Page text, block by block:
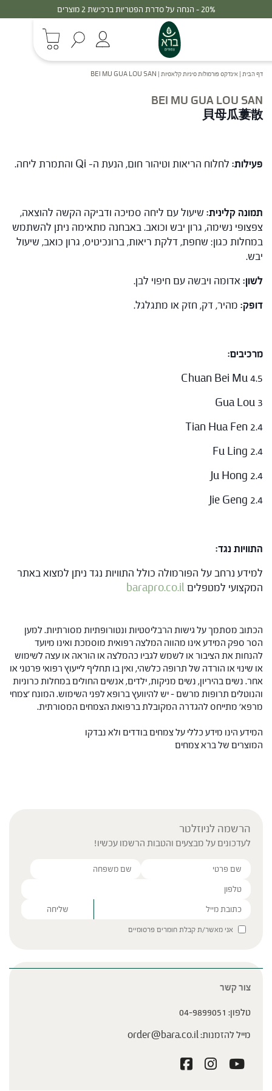
20% - הנחה על סדרת הפטריות ברכישת 2 מוצרים
דף הבית | אינדקס פורמולות סיניות קלאסיות |
BEI MU GUA LOU SAN
BEI MU GUA LOU SAN
貝母瓜蔞散
פעילות: לחלוח הריאות וטיהור חום, הנעת ה- Qi והתמרת ליחה.
תמונה קלינית: שיעול עם ליחה סמיכה ודביקה הקשה להוצאה,
צפצופי נשימה, גרון יבש וכואב. באבחנה מתאימה ניתן להשתמש
במחלות כגון: שחפת, דלקת ריאות, ברונכיטיס, גרון כואב, שיעול
יבש.
לשון: אדומה ויבשה עם חיפוי לבן.
דופק: מהיר, דק, חזק או מתגלגל.
מרכיבים:
Chuan Bei Mu 4.5
Gua Lou 3
Tian Hua Fen 2.4
Fu Ling 2.4
Ju Hong 2.4
Jie Geng 2.4
התוויות נגד:
למידע נרחב על הפורמולה כולל התוויות נגד ניתן למצוא באתר
המקצועי למטפליםbarapro.co.il
הכתוב מסתמך על גישות הרבליסטיות ונטורופתיות מסורתיות. למען
הסר ספק המידע אינו מהווה המלצה רפואית מוסמכת ואינו מיועד
להנחות את הציבור או לשמש לגביו כהמלצה או הוראה או עצה לשימוש
או שינוי או הורדה של תרופה כלשהי, ואין בו תחליף לייעוץ רפואי פרטני או
אחר. נשים בהיריון, נשים מניקות, ילדים, אנשים החולים במחלות כרוניות
והנוטלים תרופות מרשם – יש להיוועץ ברופא לפני השימוש. המונח 'צמחי
מרפא' מתייחס להגדרה המקובלת ברפואת הצמחים המסורתית.
המידע הינו מידע כללי על צמחים בודדים ולא נבדקו
המוצרים של ברא צמחים
הרשמה לניוזלטר
לעדכונים על מבצעים והטבות הרשמו עכשיו!
Please leave this field empty.
אני מאשר/ת קבלת חומרים פרסומיים
צור קשר
טלפון: 04-9899051
מייל להזמנות:order@bara.co.il